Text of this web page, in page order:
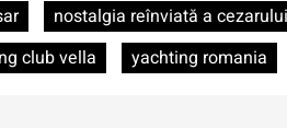
nostalgia reînviată a cezarului
club vella yachting romania